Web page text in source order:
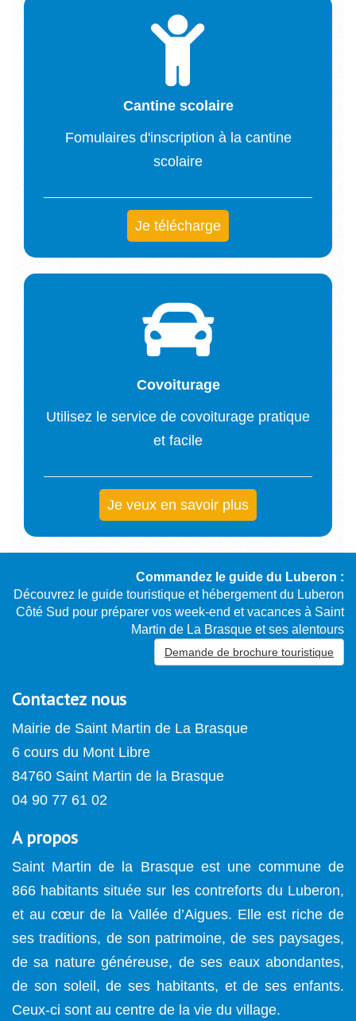
Cantine scolaire
Fomulaires d'inscription à la cantine
scolaire
Je télécharge
Covoiturage
Utilisez le service de covoiturage pratique
et facile
Je veux en savoir plus
Commandez le guide du Luberon :
Découvrez le guide touristique et hébergement du Luberon
Côté Sud pour préparer vos week-end et vacances à Saint
Martin de La Brasque et ses alentours
Demande de brochure touristique
Contactez nous
Mairie de Saint Martin de La Brasque
6 cours du Mont Libre
84760 Saint Martin de la Brasque
04 90 77 61 02
A propos
Saint Martin de la Brasque est une commune de
866 habitants située sur les contreforts du Luberon,
et au cœur de la Vallée d’Aigues. Elle est riche de
ses traditions, de son patrimoine, de ses paysages,
de sa nature généreuse, de ses eaux abondantes,
de son soleil, de ses habitants, et de ses enfants.
Ceux-ci sont au centre de la vie du village.